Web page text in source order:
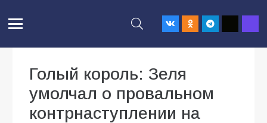
Голый король: Зеля
умолчал о провальном
контрнаступлении на